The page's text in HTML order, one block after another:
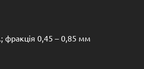
фракція 0,45 – 0,85 мм